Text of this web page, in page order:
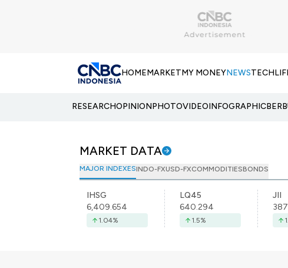
HOMEMARKETMY MONEYNEWSTECH
RESEARCHOPINIONPHOTOVIDEOINFOGRAPHIC
MARKET DATA
MAJOR INDEXESINDO-FXUSD-FXCOMMODITIESBONDS
IHSG
6,409.654
1.04%
LQ45
640.294
1.5%
JII